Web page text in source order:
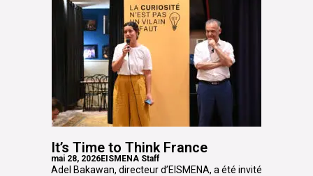
It’s Time to Think France
mai 28, 2026EISMENA Staff
Adel Bakawan, directeur d’EISMENA, a été invité